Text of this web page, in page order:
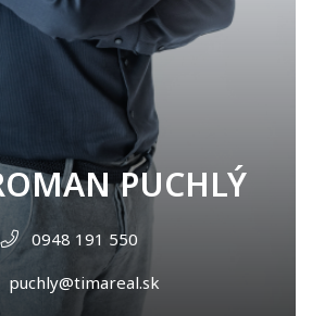
PUCHLÝ
0948 191 550
puchly@timareal.sk